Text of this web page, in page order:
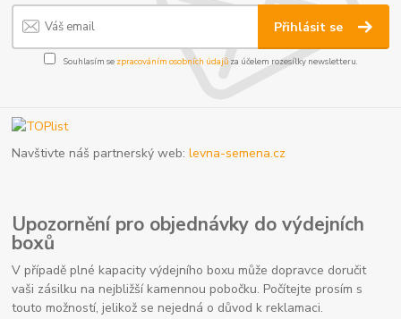
Přihlásit se
Souhlasím se zpracováním osobních údajůza účelem rozesílky newsletteru.
Navštivte náš partnerský web:levna-semena.cz
Upozornění pro objednávky do výdejních
boxů
V případě plné kapacity výdejního boxu může dopravce doručit
vaši zásilku na nejbližší kamennou pobočku. Počítejte prosím s
touto možností, jelikož se nejedná o důvod k reklamaci.